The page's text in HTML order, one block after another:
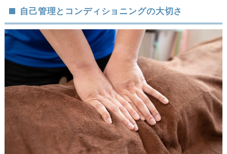
自己管理とコンディショニングの大切さ